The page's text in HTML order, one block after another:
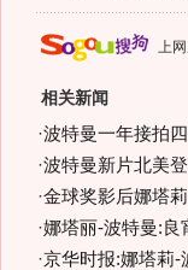
上
相关新闻
·波特曼一年接拍
·波特曼新片北美
·金球奖影后娜塔
·娜塔丽-波特曼:良
·京华时报:娜塔莉-